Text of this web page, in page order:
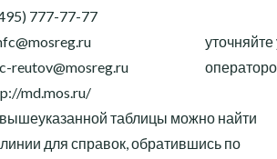
777-77-77
reutov@mosreg.ru
md.mos.ru/
уточняйте
таблицы можно найти
для справок, обратившись по